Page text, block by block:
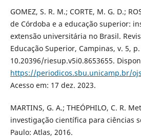
GOMEZ, S. R. M.; CORTE, M. G. D.;
de Córdoba e a educação superior:
extensão universitária no Brasil.
Educação Superior, Campinas, v. 5,
10.20396/riesup.v5i0.8653655.
https://periodicos.sbu.unicamp.br/
Acesso em: 17 dez. 2023.
MARTINS, G. A.; THEÓPHILO, C. R.
investigação científica para ciências
Paulo: Atlas, 2016.